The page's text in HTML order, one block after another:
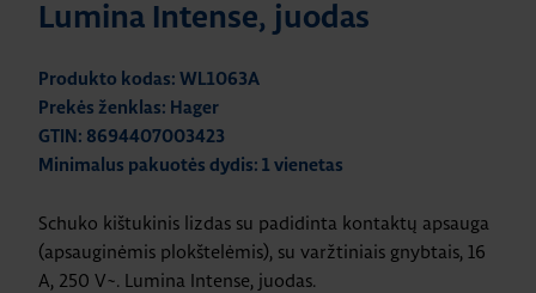
Lumina Intense, juodas
Produkto kodas: WL1063A
Prekės ženklas: Hager
GTIN: 8694407003423
Minimalus pakuotės dydis: 1 vienetas
Schuko kištukinis lizdas su padidinta kontaktų apsauga
(apsauginėmis plokštelėmis), su varžtiniais gnybtais, 16
A, 250 V~. Lumina Intense, juodas.